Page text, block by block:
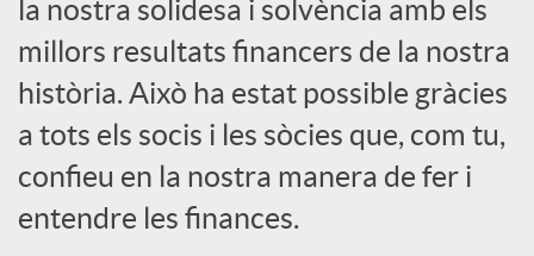
r
x
e
la nostra solidesa i solvència amb els
millors resultats financers de la nostra
història. Això ha estat possible gràcies
a tots els socis i les sòcies que, com tu,
confieu en la nostra manera de fer i
entendre les finances.